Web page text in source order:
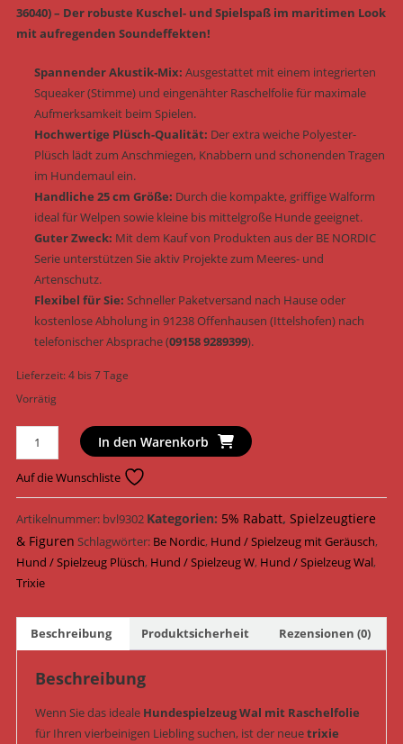
36040) – Der robuste Kuschel- und Spielspaß im maritimen Look
mit aufregenden Soundeffekten!
Spannender Akustik-Mix: Ausgestattet mit einem integrierten
Squeaker (Stimme) und eingenähter Raschelfolie für maximale
Aufmerksamkeit beim Spielen.
Hochwertige Plüsch-Qualität: Der extra weiche Polyester-
Plüsch lädt zum Anschmiegen, Knabbern und schonenden Tragen
im Hundemaul ein.
Handliche 25 cm Größe: Durch die kompakte, griffige Walform
ideal für Welpen sowie kleine bis mittelgroße Hunde geeignet.
Guter Zweck: Mit dem Kauf von Produkten aus der BE NORDIC
Serie unterstützen Sie aktiv Projekte zum Meeres- und
Artenschutz.
Flexibel für Sie: Schneller Paketversand nach Hause oder
kostenlose Abholung in 91238 Offenhausen (Ittelshofen) nach
telefonischer Absprache (09158 9289399).
Lieferzeit:4 bis 7 Tage
Vorrätig
Trixie
Hundespielzeug
BE
NORDIC
Wal
Brunold
Plüsch
&
25
Menge
In den Warenkorb
Auf die Wunschliste
Artikelnummer: bvl9302 Kategorien: 5% Rabatt, Spielzeugtiere
& Figuren Schlagwörter: Be Nordic, Hund / Spielzeug mit Geräusch,
Hund / Spielzeug Plüsch, Hund / Spielzeug W, Hund / Spielzeug Wal,
Trixie
Beschreibung Produktsicherheit Rezensionen (0)
Beschreibung
Wenn Sie das ideale Hundespielzeug Wal mit Raschelfolie
für Ihren vierbeinigen Liebling suchen, ist der neuetrixie